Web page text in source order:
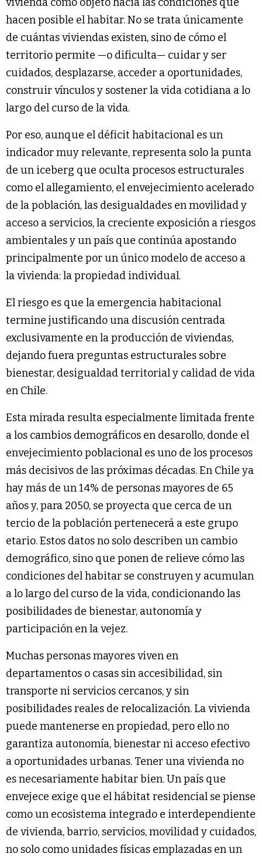
hacen posible el habitar. No se trata únicamente
de cuántas viviendas existen, sino de cómo el
territorio permite —o dificulta— cuidar y ser
cuidados, desplazarse, acceder a oportunidades,
construir vínculos y sostener la vida cotidiana a lo
largo del curso de la vida.
Por eso, aunque el déficit habitacional es un
indicador muy relevante, representa solo la punta
de un iceberg que oculta procesos estructurales
como el allegamiento, el envejecimiento acelerado
de la población, las desigualdades en movilidad y
acceso a servicios, la creciente exposición a riesgos
ambientales y un país que continúa apostando
principalmente por un único modelo de acceso a
la vivienda: la propiedad individual.
El riesgo es que la emergencia habitacional
termine justificando una discusión centrada
exclusivamente en la producción de viviendas,
dejando fuera preguntas estructurales sobre
bienestar, desigualdad territorial y calidad de vida
en Chile.
Esta mirada resulta especialmente limitada frente
a los cambios demográficos en desarollo, donde el
envejecimiento poblacional es uno de los procesos
más decisivos de las próximas décadas. En Chile ya
hay más de un 14% de personas mayores de 65
años y, para 2050, se proyecta que cerca de un
tercio de la población pertenecerá a este grupo
etario. Estos datos no solo describen un cambio
demográfico, sino que ponen de relieve cómo las
condiciones del habitar se construyen y acumulan
a lo largo del curso de la vida, condicionando las
posibilidades de bienestar, autonomía y
participación en la vejez.
Muchas personas mayores viven en
departamentos o casas sin accesibilidad, sin
transporte ni servicios cercanos, y sin
posibilidades reales de relocalización. La vivienda
puede mantenerse en propiedad, pero ello no
garantiza autonomía, bienestar ni acceso efectivo
a oportunidades urbanas. Tener una vivienda no
es necesariamente habitar bien. Un país que
envejece exige que el hábitat residencial se piense
como un ecosistema integrado e interdependiente
de vivienda, barrio, servicios, movilidad y cuidados,
no solo como unidades físicas emplazadas en un